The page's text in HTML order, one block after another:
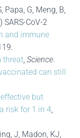
Papa, G, Meng, B,
SARS-CoV-2
and immune
threat, Science.
can still
but
risk for 1 in 4,
J, Madon, KJ,